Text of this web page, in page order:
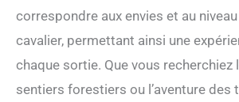
correspondre aux envies et au
cavalier, permettant ainsi une
chaque sortie. Que vous recherchiez
sentiers forestiers ou l’aventure des